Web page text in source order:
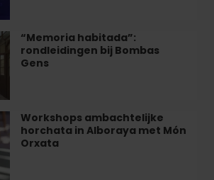
“Memoria habitada”:
rondleidingen bij Bombas
Gens
Workshops ambachtelijke
horchata in Alboraya met Món
Orxata